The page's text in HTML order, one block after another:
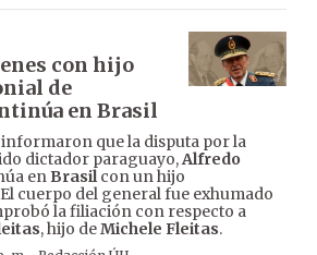
con hijo
de
en Brasil
que la disputa por la
dictador paraguayo,Alfredo
en Brasilcon un hijo
cuerpo del general fue exhumado
la filiación con respecto a
, hijo deMichele Fleitas.